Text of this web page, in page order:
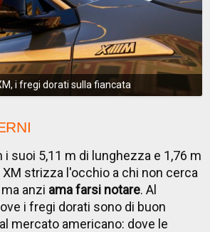
i fregi dorati sulla fiancata
suoi 5,11 m di lunghezza e 1,76 m
XM strizza l'occhio a chi non cerca
anzi ama farsi notare. Al
i fregi dorati sono di buon
mercato americano: dove le